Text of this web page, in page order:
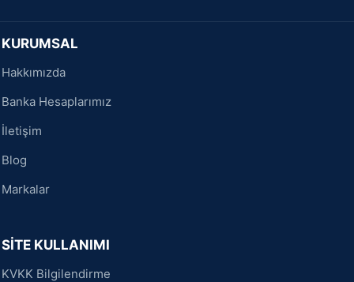
KURUMSAL
Hakkımızda
Banka Hesaplarımız
İletişim
Blog
Markalar
SİTE KULLANIMI
KVKK Bilgilendirme